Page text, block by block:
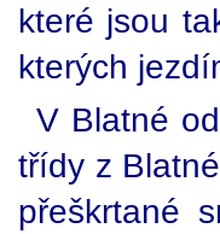
které jsou
kterých
V Blatné
třídy z
přeškrtané